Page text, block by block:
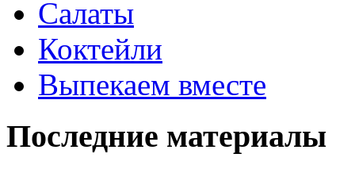
Салаты
Коктейли
Выпекаем вместе
Последние материалы